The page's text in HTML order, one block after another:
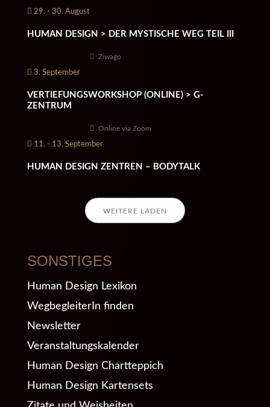
29. - 30. August
HUMAN DESIGN > DER MYSTISCHE WEG TEIL III
Ziwago
3. September
VERTIEFUNGSWORKSHOP (ONLINE) > G-
ZENTRUM
Online via Zoom
11. - 13. September
HUMAN DESIGN ZENTREN – BODYTALK
WEITERE LADEN
SONSTIGES
Human Design Lexikon
WegbegleiterIn finden
Newsletter
Veranstaltungskalender
Human Design Chartteppich
Human Design Kartensets